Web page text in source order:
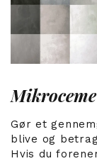
Gør et
blive og
Hvis du